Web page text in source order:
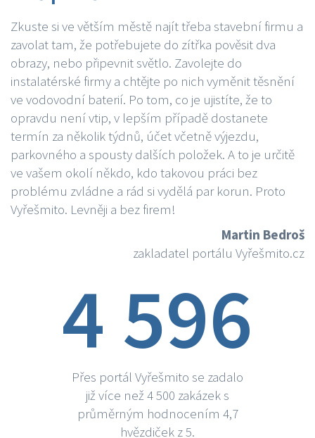
Zkuste si ve větším městě najít třeba stavební firmu a
zavolat tam, že potřebujete do zítřka pověsit dva
obrazy, nebo připevnit světlo. Zavolejte do
instalatérské firmy a chtějte po nich vyměnit těsnění
ve vodovodní baterií. Po tom, co je ujistíte, že to
opravdu není vtip, v lepším případě dostanete
termín za několik týdnů, účet včetně výjezdu,
parkovného a spousty dalších položek. A to je určitě
ve vašem okolí někdo, kdo takovou práci bez
problému zvládne a rád si vydělá par korun. Proto
Vyřešmito. Levněji a bez firem!
Martin Bedroš
zakladatel portálu Vyřešmito.cz
4 596
Přes portál Vyřešmito se zadalo
již více než 4 500 zakázek s
průměrným hodnocením 4,7
hvězdiček z 5.